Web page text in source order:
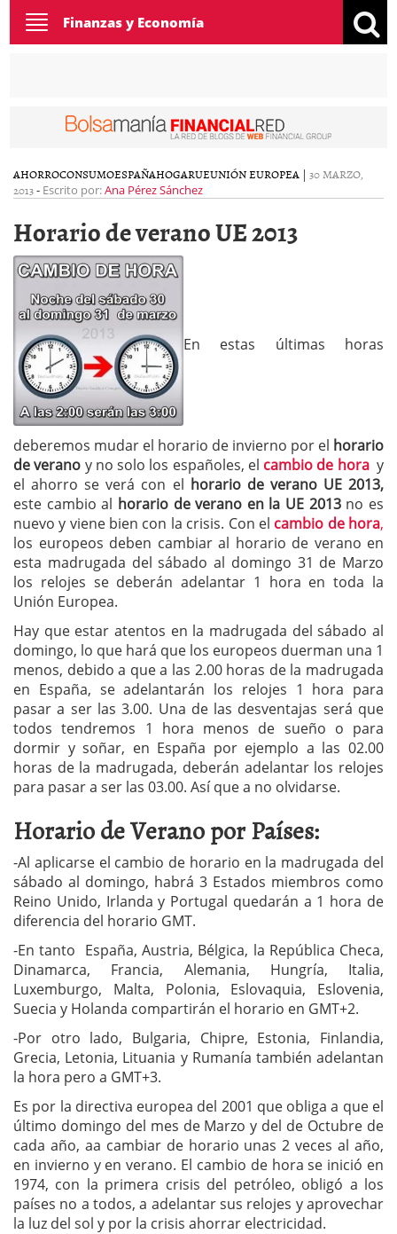
Toggle
navigation
Finanzas y Economía
AHORROCONSUMOESPAÑAHOGARUEUNIÓN EUROPEA | 30 MARZO,
2013- Escrito por:Ana Pérez Sánchez
Horario de verano UE 2013
En estas últimas horas
deberemos mudar el horario de invierno por el horario
de verano y no solo los españoles, el cambio de hora y
el ahorro se verá con el horario de verano UE 2013,
este cambio al horario de verano en la UE 2013no es
nuevo y viene bien con la crisis. Con el cambio de hora,
los europeos deben cambiar al horario de verano en
esta madrugada del sábado al domingo 31 de Marzo
los relojes se deberán adelantar 1 hora en toda la
Unión Europea.
Hay que estar atentos en la madrugada del sábado al
domingo, lo que hará que los europeos duerman una 1
menos, debido a que a las 2.00 horas de la madrugada
en España, se adelantarán los relojes 1 hora para
pasar a ser las 3.00. Una de las desventajas será que
todos tendremos 1 hora menos de sueño o para
dormir y soñar, en España por ejemplo a las 02.00
horas de la madrugada, deberán adelantar los relojes
para pasar a ser las 03.00. Así que a no olvidarse.
Horario de Verano por Países:
-Al aplicarse el cambio de horario en la madrugada del
sábado al domingo, habrá 3 Estados miembros como
Reino Unido, Irlanda y Portugal quedarán a 1 hora de
diferencia del horario GMT.
-En tanto España, Austria, Bélgica, la República Checa,
Dinamarca, Francia, Alemania, Hungría, Italia,
Luxemburgo, Malta, Polonia, Eslovaquia, Eslovenia,
Suecia y Holanda compartirán el horario en GMT+2.
-Por otro lado, Bulgaria, Chipre, Estonia, Finlandia,
Grecia, Letonia, Lituania y Rumanía también adelantan
la hora pero a GMT+3.
Es por la directiva europea del 2001 que obliga a que el
último domingo del mes de Marzo y del de Octubre de
cada año, aa cambiar de horario unas 2 veces al año,
en invierno y en verano. El cambio de hora se inició en
1974, con la primera crisis del petróleo, obligó a los
países no a todos, a adelantar sus relojes y aprovechar
la luz del sol y por la crisis ahorrar electricidad.